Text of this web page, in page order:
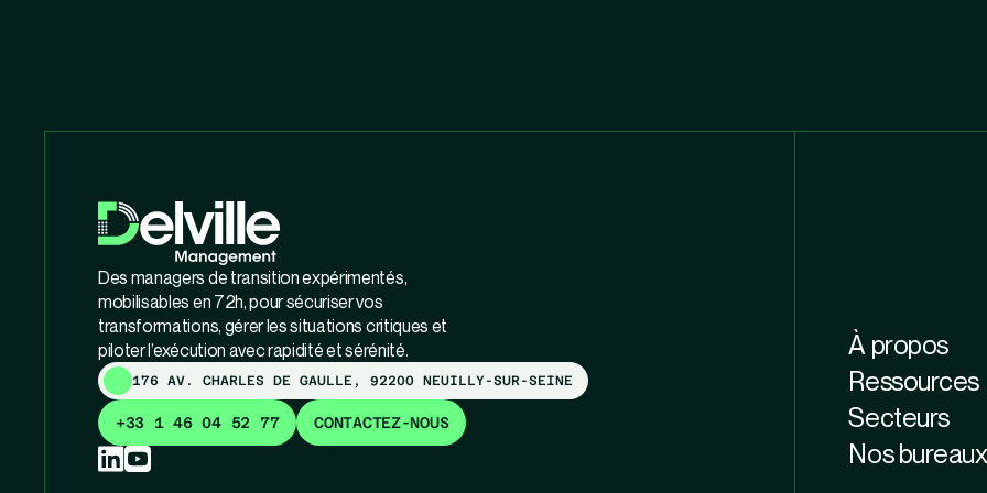
Des managers de transition expérimentés,
mobilisables en 72h, pour sécuriser vos
transformations, gérer les situations critiques et
piloter l’exécution avec rapidité et sérénité.
176 AV. CHARLES DE GAULLE, 92200 NEUILLY-SUR-SEINE
+33 1 46 04 52 77 CONTACTEZ-NOUS
À propos
Ressources
Secteurs
Nos bureaux